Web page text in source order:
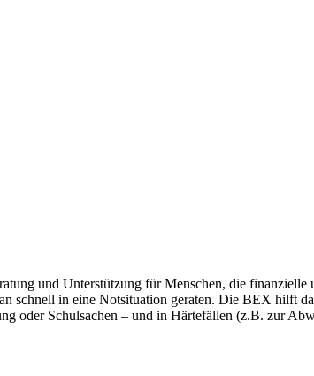
und Unterstützung für Menschen, die
schnell in eine Notsituation geraten. Die BEX hilft
oder Schulsachen – und in Härtefällen (z.B. zur